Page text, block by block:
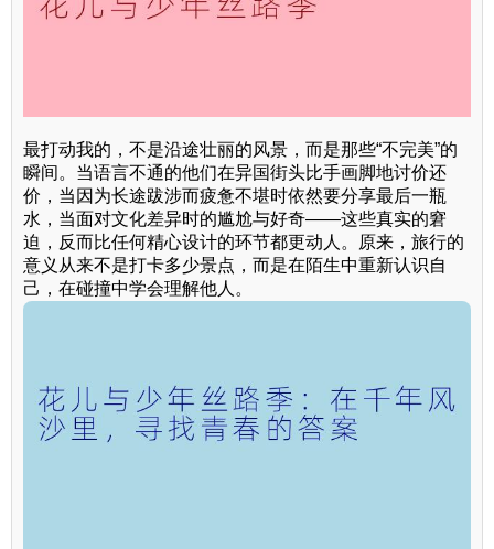
最打动我的，不是沿途壮丽的风景，而是那些“不完美”的
瞬间。当语言不通的他们在异国街头比手画脚地讨价还
价，当因为长途跋涉而疲惫不堪时依然要分享最后一瓶
水，当面对文化差异时的尴尬与好奇——这些真实的窘
迫，反而比任何精心设计的环节都更动人。原来，旅行的
意义从来不是打卡多少景点，而是在陌生中重新认识自
己，在碰撞中学会理解他人。